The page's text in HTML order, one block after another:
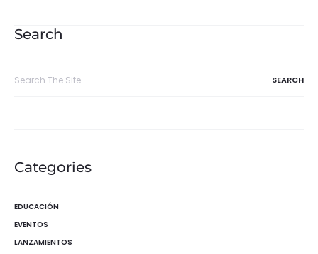
entradas
Search
Categories
EDUCACIÓN
EVENTOS
LANZAMIENTOS